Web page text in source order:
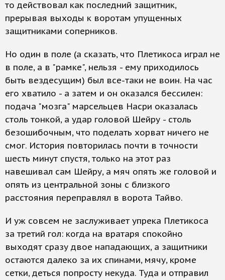
то действовал как последний защитник,
прерывая выходы к воротам упущенных
защитниками соперников.
Но один в поле (а сказать, что Плетикоса играл не
в поле, а в "рамке", нельзя - ему приходилось
быть вездесущим) был все-таки не воин. На час
его хватило - а затем и он оказался бессилен:
подача "мозга" марсельцев Насри оказалась
столь тонкой, а удар головой Шейру - столь
безошибочным, что поделать хорват ничего не
смог. История повторилась почти в точности
шесть минут спустя, только на этот раз
навешивал сам Шейру, а мяч опять же головой и
опять из центральной зоны с близкого
расстояния переправлял в ворота Тайво.
И уж совсем не заслуживает упрека Плетикоса
за третий гол: когда на вратаря спокойно
выходят сразу двое нападающих, а защитники
остаются далеко за их спинами, мячу, кроме
сетки, деться попросту некуда. Туда и отправил